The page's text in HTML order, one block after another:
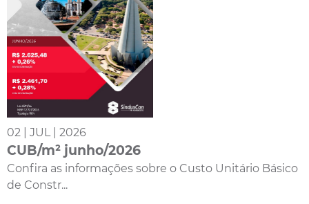
02 | JUL | 2026
CUB/m² junho/2026
Confira as informações sobre o Custo Unitário Básico
de Constr...